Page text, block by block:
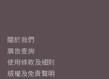
關於我們
廣告查詢
使用條款及細則
版權及免責聲明